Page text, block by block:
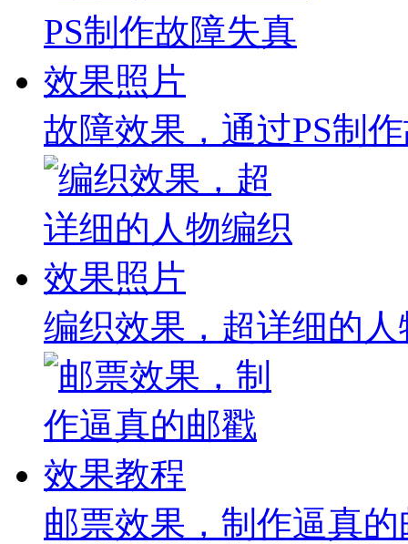
故障效果，通过PS制
编织效果，超详细的
邮票效果，制作逼真